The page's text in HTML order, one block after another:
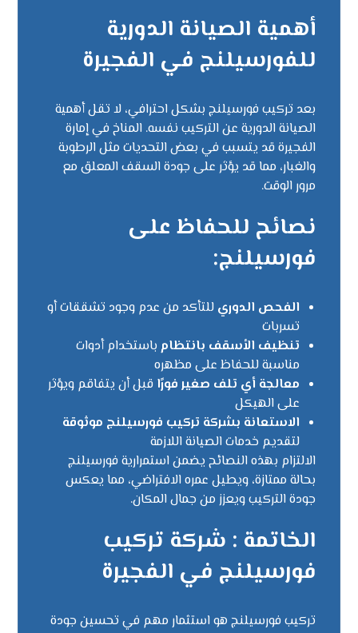
أهمية الصيانة الدورية
للفورسيلنج في الفجيرة
بعد تركيب فورسيلنج بشكل احترافي، لا تقل أهمية
الصيانة الدورية عن التركيب نفسه. المناخ في إمارة
الفجيرة قد يتسبب في بعض التحديات مثل الرطوبة
والغبار، مما قد يؤثر على جودة السقف المعلق مع
مرور الوقت.
نصائح للحفاظ على
فورسيلنج:
الفحص الدوري للتأكد من عدم وجود تشققات أو
تسربات
تنظيف الأسقف بانتظام باستخدام أدوات
مناسبة للحفاظ على مظهره
معالجة أي تلف صغير فورًا قبل أن يتفاقم ويؤثر
على الهيكل
الاستعانة بشركة تركيب فورسيلنج موثوقة
لتقديم خدمات الصيانة اللازمة
الالتزام بهذه النصائح يضمن استمرارية فورسيلنج
بحالة ممتازة، ويطيل عمره الافتراضي، مما يعكس
جودة التركيب ويعزز من جمال المكان.
الخاتمة : شركة تركيب
فورسيلنج في الفجيرة
تركيب فورسيلنج هو استثمار مهم في تحسين جودة